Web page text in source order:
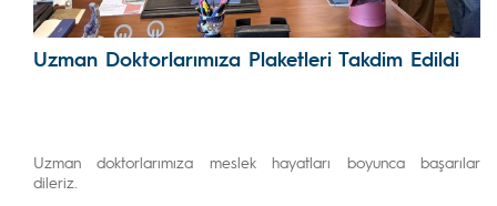
Uzman Doktorlarımıza Plaketleri Takdim Edildi
Uzman doktorlarımıza meslek hayatları boyunca başarılar
dileriz.